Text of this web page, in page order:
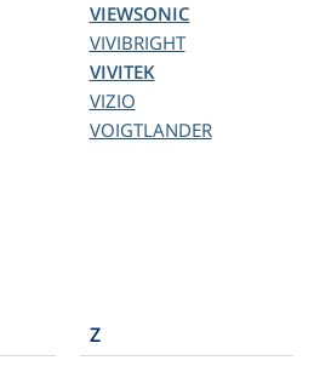
VIEWSONIC
VIVIBRIGHT
VIVITEK
VIZIO
VOIGTLANDER
Z